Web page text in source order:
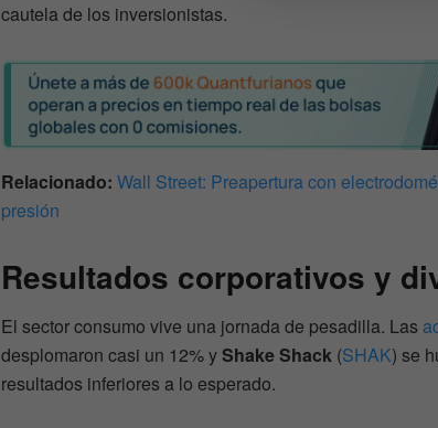
cautela de los inversionistas.
Relacionado: Wall Street: Preapertura con
presión
Resultados corporativos y
El sector consumo vive una jornada de pesadilla. Las
desplomaron casi un 12% yShake Shack (SHAK) se
resultados inferiores a lo esperado.